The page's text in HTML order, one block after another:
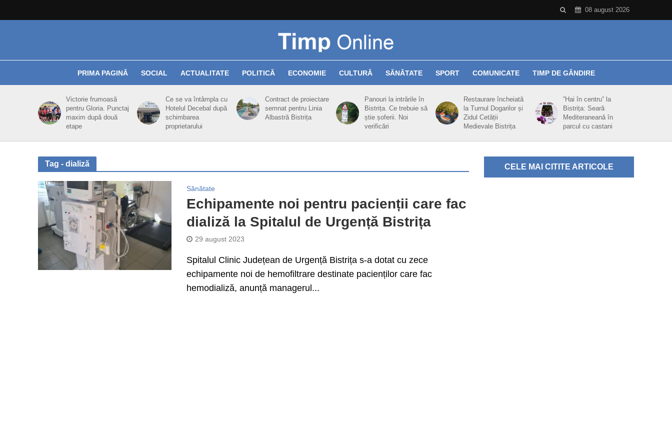
08 august 2026
PRIMA PAGINĂ SOCIAL ACTUALITATE POLITICĂ ECONOMIE CULTURĂ SĂNĂTATE SPORT COMUNICATE TIMP DE GÂNDIRE
Victorie frumoasă
pentru Gloria. Punctaj
maxim după două
etape
Ce se va întâmpla cu
Hotelul Decebal după
schimbarea
proprietarului
Contract de proiectare
semnat pentru Linia
Albastră Bistrița
Panouri la intrările în
Bistrița. Ce trebuie să
știe șoferii. Noi
verificări
Restaurare încheiată
la Turnul Dogarilor și
Zidul Cetății
Medievale Bistrița
”Hai în centru” la
Bistrița: Seară
Mediteraneană în
parcul cu castani
Tag - dializă
Sănătate
Echipamente noi pentru pacienții care fac
dializă la Spitalul de Urgență Bistrița
29 august 2023
Spitalul Clinic Județean de Urgență Bistrița s-a dotat cu zece
echipamente noi de hemofiltrare destinate pacienților care fac
hemodializă, anunță managerul...
CELE MAI CITITE ARTICOLE